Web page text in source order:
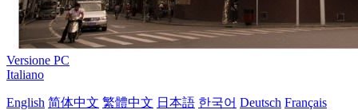
Versione PC
Italiano
English 简体中文 繁體中文 日本語 한국어 Deutsch Français